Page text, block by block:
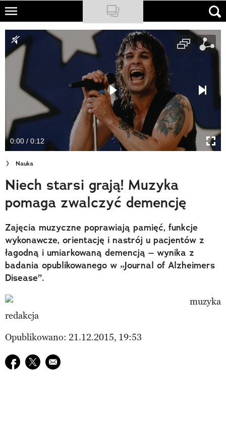
Skip
main
content
NATIONAL GEOGRAPHIC
TRAVELER
PODCASTY
Newsletter
Cuda Polski
Wielki Konkurs Fotograficzny
Trendbook Podróżniczy
Polecane
0:00 / 0:12
Nauka
Niech starsi grają! Muzyka
pomaga zwalczyć demencję
​Zajęcia muzyczne poprawiają pamięć, funkcje
wykonawcze, orientację i nastrój u pacjentów z
łagodną i umiarkowaną demencją – wynika z
badania opublikowanego w „Journal of Alzheimers
Disease”.
redakcja
Opublikowano: 21.12.2015, 19:53
Udostępnij na facebook
Udostępnij na twitter
E-mail do przyjaciela